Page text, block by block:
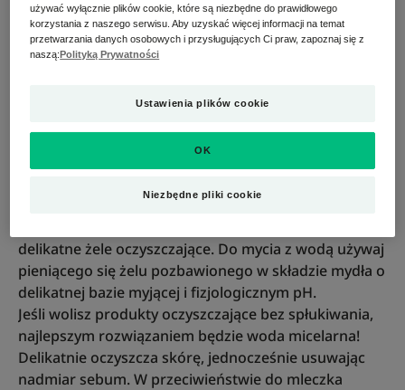
Aby skutecznie walczyć z trądzikiem, musisz podjąć
kilka prostych kroków, pamiętając oczywiście o
systematyczności.
Oczyszczaj skórę
Pierwszą rzeczą, którą należy zrobić, jest prawidłowe
naskórek - zamiast tego stosuj łagodne preparaty
delikatne żele oczyszczające. Do mycia z wodą używaj
pieniącego się żelu pozbawionego w składzie mydła o
delikatnej bazie myjącej i fizjologicznym pH.
Jeśli wolisz produkty oczyszczające bez spłukiwania,
najlepszym rozwiązaniem będzie woda micelarna!
Delikatnie oczyszcza skórę, jednocześnie usuwając
nadmiar sebum. W przeciwieństwie do mleczka
używać wyłącznie plików cookie, które są niezbędne do prawidłowego
korzystania z naszego serwisu. Aby uzyskać więcej informacji na temat
przetwarzania danych osobowych i przysługujących Ci praw, zapoznaj się z
naszą: Polityką Prywatności
Ustawienia plików cookie
Niezbędne pliki cookie
OK